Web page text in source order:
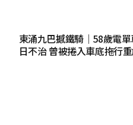
東涌九巴撼鐵騎｜58歲電
日不治 曾被捲入車底拖行